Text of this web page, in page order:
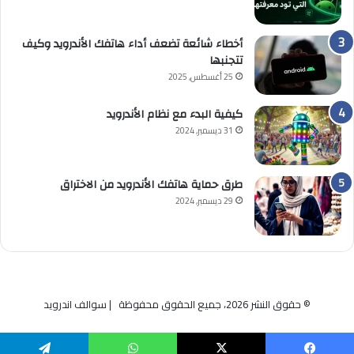
أخطاء شائعة تضعف أداء هاتفك الأندرويد وكيف
تتجنبها
25 أغسطس, 2025
كيفية البدء مع نظام الأندرويد
31 ديسمبر, 2024
طرق حماية هاتفك الأندرويد من الاختراق
29 ديسمبر, 2024
© حقوق النشر 2026، جميع الحقوق محفوظة | سوالف اندرويد